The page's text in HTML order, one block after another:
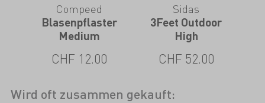
Compeed
Blasenpflaster
Medium
CHF 12.00
Sidas
3Feet Outdoor
High
CHF 52.00
Wird oft zusammen gekauft: